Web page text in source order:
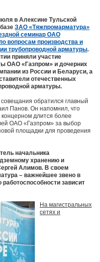
в Алексине Тульской
ЗАО «Тяжпромарматура»
семинар ОАО
вопросам производства и
трубопроводной арматуры.
приняли участие
ОАО «Газпром» и дочерних
из России и Беларуси, а
отечественных
арматуры.
обратился главный
Панов. Он напомнил, что
длится более
ОАО «Газпром» за выбор
площадки для проведения
начальника
хранению и
Алимов. В своем
– важнейшее звено в
работоспособности зависит
На магистральных
сетях и